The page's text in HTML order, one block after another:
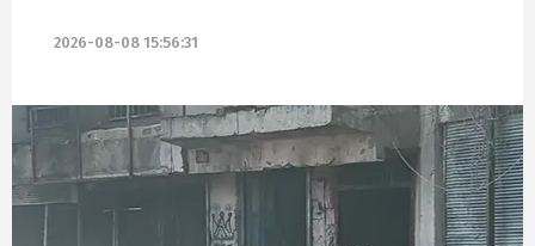
2026-08-08 15:56:31